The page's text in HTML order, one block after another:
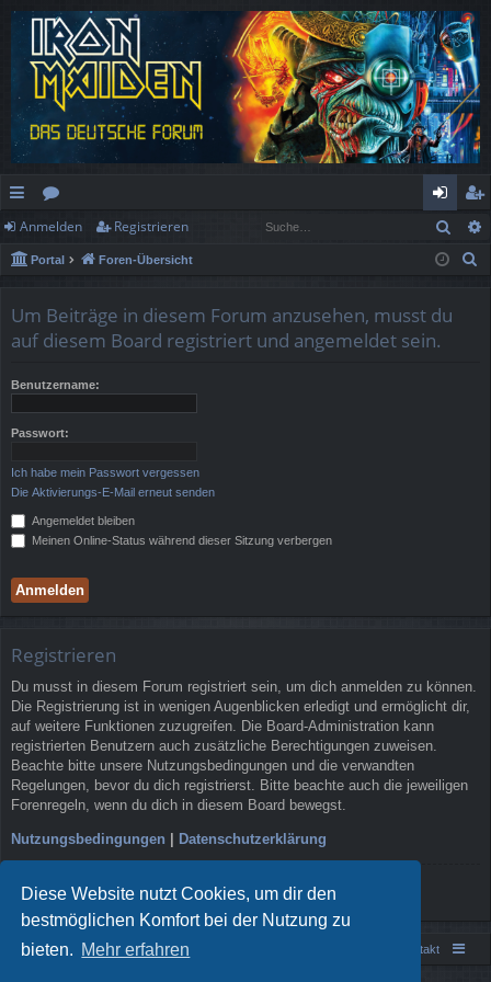
Diese Website nutzt Cookies, um dir den
bestmöglichen Komfort bei der Nutzung zu
bieten. Mehr erfahren
ch
ne
ug
f
or
en
n
m
de
eg
ist
Anmelden Registrieren
Portal Foren-Übersicht
Um Beiträge in diesem Forum anzusehen, musst du
auf diesem Board registriert und angemeldet sein.
Benutzername:
Passwort:
Ich habe mein Passwort vergessen
Die Aktivierungs-E-Mail erneut senden
Angemeldet bleiben
Meinen Online-Status während dieser Sitzung verbergen
Registrieren
Du musst in diesem Forum registriert sein, um dich anmelden zu können.
Die Registrierung ist in wenigen Augenblicken erledigt und ermöglicht dir,
auf weitere Funktionen zuzugreifen. Die Board-Administration kann
registrierten Benutzern auch zusätzliche Berechtigungen zuweisen.
Beachte bitte unsere Nutzungsbedingungen und die verwandten
Regelungen, bevor du dich registrierst. Bitte beachte auch die jeweiligen
Forenregeln, wenn du dich in diesem Board bewegst.
Nutzungsbedingungen | Datenschutzerklärung
Registrieren
Portal Foren-Übersicht Kontakt